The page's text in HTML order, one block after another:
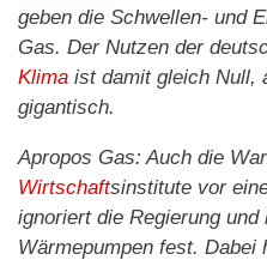
geben die Schwellen- und
Gas. Der Nutzen der
Klima ist damit gleich Null,
gigantisch.
Apropos Gas: Auch die
Wirtschaftsinstitute vor
ignoriert die Regierung
Wärmepumpen fest. Dabei